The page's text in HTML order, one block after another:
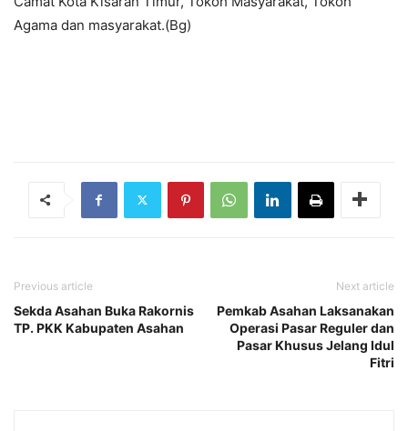
Agama dan masyarakat.(Bg)
Previous article
Sekda Asahan Buka Rakornis
TP. PKK Kabupaten Asahan
Next article
Pemkab Asahan Laksanakan
Operasi Pasar Reguler dan
Pasar Khusus Jelang Idul
Fitri